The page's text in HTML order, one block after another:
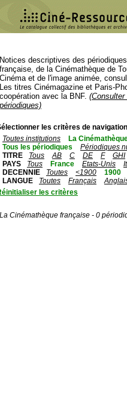
Notices descriptives des
française, de la Cinémathèque de
Cinéma et de l'image animée,
Les titres Cinémagazine et Paris-
coopération avec la BNF.
périodiques)
les critères de
Toutes institutions
La
Tous les périodiques
Périodiques
TITRE
Tous AB C DE F
GHI
PAYS
Tous France Etats-Unis
DECENNIE
Toutes <1900
1900
LANGUE
Toutes Français
les critères
La Cinémathèque française - 0